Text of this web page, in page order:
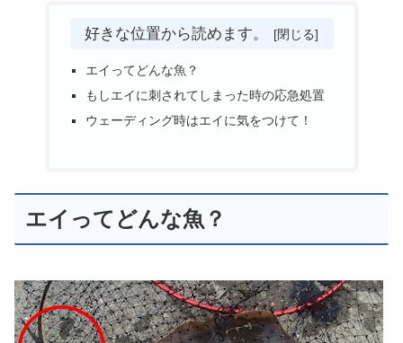
好きな位置から読めます。
エイってどんな魚？
もしエイに刺されてしまった時の応急処置
ウェーディング時はエイに気をつけて！
エイってどんな魚？